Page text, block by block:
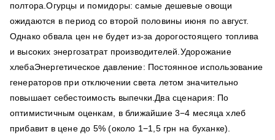
полтора.Огурцы и помидоры: самые дешевые овощи
ожидаются в период со второй половины июня по август.
Однако обвала цен не будет из-за дорогостоящего топлива
и высоких энергозатрат производителей.Удорожание
хлебаЭнергетическое давление: Постоянное использование
генераторов при отключении света летом значительно
повышает себестоимость выпечки.Два сценария: По
оптимистичным оценкам, в ближайшие 3−4 месяца хлеб
прибавит в цене до 5% (около 1−1,5 грн на буханке).